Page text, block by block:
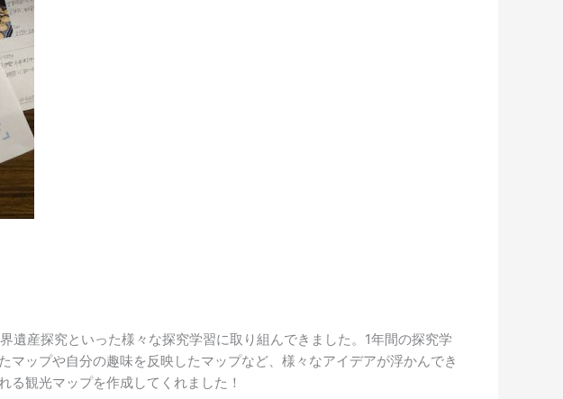
産探究といった様々な探究学習に取り組んできました。1年間の探究学
ップや自分の趣味を反映したマップなど、様々なアイデアが浮かんでき
る観光マップを作成してくれました！